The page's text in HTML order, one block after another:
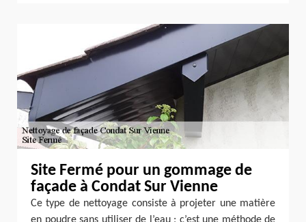
Site Fermé pour un gommage de
façade à Condat Sur Vienne
Ce type de nettoyage consiste à projeter une matière
en poudre sans utiliser de l’eau ; c’est une méthode de